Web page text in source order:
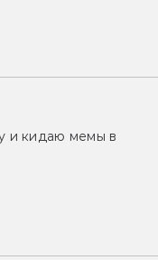
и кидаю мемы в